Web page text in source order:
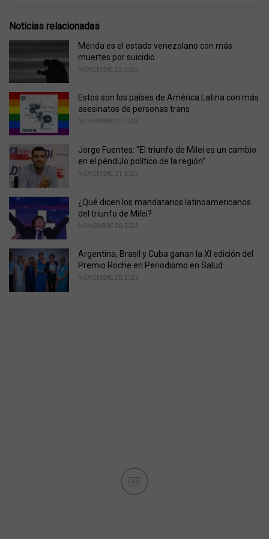
o
r
i
:Noticias relacionadas
Mérida es el estado venezolano con más
muertes por suicidio
NOVIEMBRE 23, 2023
Estos son los países de América Latina con más
asesinatos de personas trans
NOVIEMBRE 22, 2023
Jorge Fuentes: "El triunfo de Milei es un cambio
en el péndulo político de la región"
NOVIEMBRE 21, 2023
¿Qué dicen los mandatarios latinoamericanos
del triunfo de Milei?
NOVIEMBRE 20, 2023
Argentina, Brasil y Cuba ganan la XI edición del
Premio Roche en Periodismo en Salud
NOVIEMBRE 20, 2023
Ad